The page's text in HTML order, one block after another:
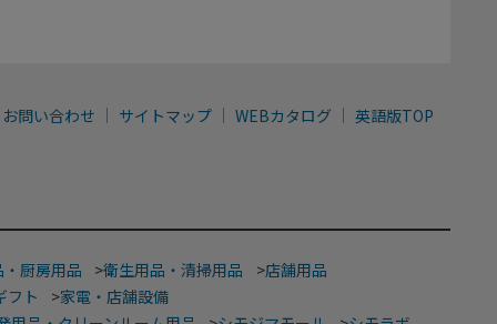
お問い合わせ サイトマップ WEBカタログ 英語版TOP
厨房用品 >衛生用品・清掃用品 >店舗用品
フト
>家電・店舗設備